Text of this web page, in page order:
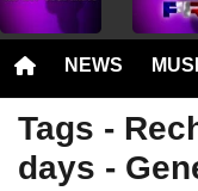
NEWS
Tags -
days -